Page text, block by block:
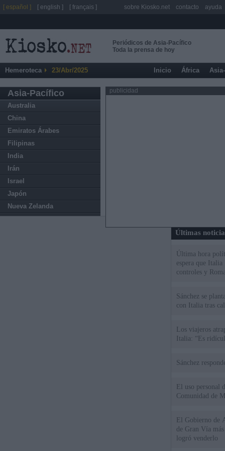
Periódicos de Asia-Pacífico
Toda la prensa de hoy
Hemeroteca 23/Abr/2025 Inicio África
Asia-Pacífico
Australia
China
Emiratos Árabes
Filipinas
India
Irán
Israel
Japón
Nueva Zelanda
publicidad
Últimas
Última hora
espera que
controles y
Sánchez se
con Italia tras
Los viajeros
Italia: “Es
Sánchez
El uso personal
Comunidad de
El Gobierno de
de Gran Vía
logró venderlo
[ español ] [ english ] [ français ] sobre Kiosko.net contacto ayuda